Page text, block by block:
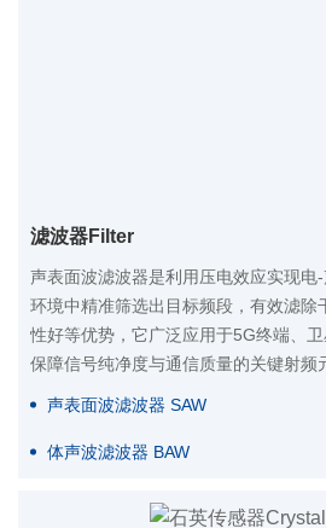
滤波器Filter
声表面波滤波器是利用压电效应实现电
环境中精准筛选出目标频段，有效滤除
性好等优势，它广泛应用于5G终端、
保障信号纯净度与通信质量的关键射频
声表面波滤波器 SAW
体声波滤波器 BAW